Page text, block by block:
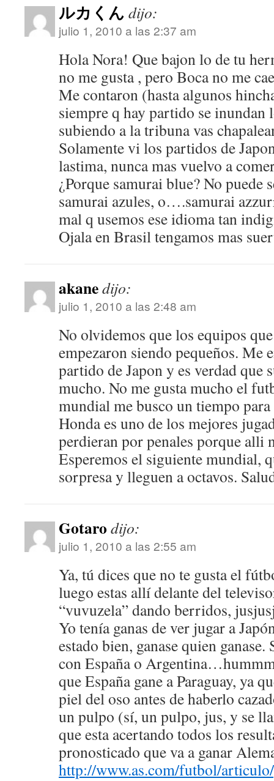
ルカくん dijo:
julio 1, 2010 a las 2:37 am
Hola Nora! Que bajon lo de tu
no me gusta , pero Boca no me
Me contaron (hasta algunos
siempre q hay partido se inundan
subiendo a la tribuna vas
Solamente vi los partidos de
lastima, nunca mas vuelvo a
¿Porque samurai blue? No puede
samurai azules, o….samurai
mal q usemos ese idioma tan
Ojala en Brasil tengamos mas
akanedijo:
julio 1, 2010 a las 2:48 am
No olvidemos que los equipos
empezaron siendo pequeños. Me
partido de Japon y es verdad que
mucho. No me gusta mucho el
mundial me busco un tiempo
Honda es uno de los mejores
perdieran por penales porque alli
Esperemos el siguiente mundial,
sorpresa y lleguen a octavos.
Gotaro dijo:
julio 1, 2010 a las 2:55 am
Ya, tú dices que no te gusta el
luego estas allí delante del
“vuvuzela” dando berridos,
Yo tenía ganas de ver jugar a
estado bien, ganase quien
con España o
que España gane a Paraguay, ya
piel del oso antes de haberlo
un pulpo (sí, un pulpo, jus, y se
que esta acertando todos los
pronosticado que va a ganar
http://www.as.com/futbol/